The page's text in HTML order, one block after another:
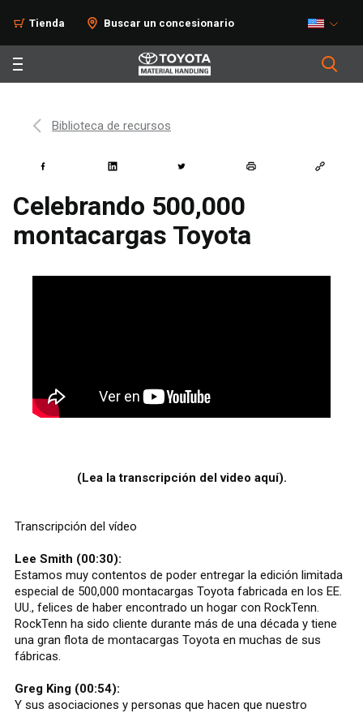
Tienda Buscar un concesionario
Biblioteca de recursos
Celebrando 500,000
montacargas Toyota
(Lea la transcripción del video aquí).
Transcripción del vídeo
Lee Smith (00:30):
Estamos muy contentos de poder entregar la edición limitada
especial de 500,000 montacargas Toyota fabricada en los EE.
UU., felices de haber encontrado un hogar con RockTenn.
RockTenn ha sido cliente durante más de una década y tiene
una gran flota de montacargas Toyota en muchas de sus
fábricas.
Greg King (00:54):
Y sus asociaciones y personas que hacen que nuestro